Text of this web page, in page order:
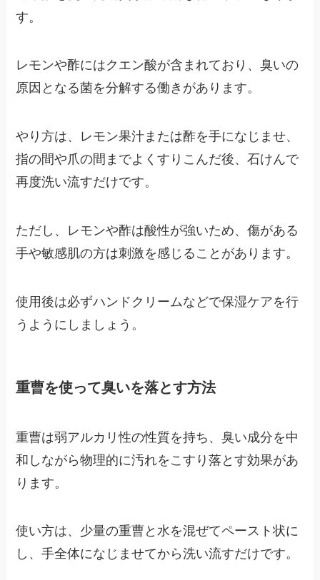
す。
レモンや酢にはクエン酸が含まれており、臭いの
原因となる菌を分解する働きがあります。
やり方は、レモン果汁または酢を手になじませ、
指の間や爪の間までよくすりこんだ後、石けんで
再度洗い流すだけです。
ただし、レモンや酢は酸性が強いため、傷がある
手や敏感肌の方は刺激を感じることがあります。
使用後は必ずハンドクリームなどで保湿ケアを行
うようにしましょう。
重曹を使って臭いを落とす方法
重曹は弱アルカリ性の性質を持ち、臭い成分を中
和しながら物理的に汚れをこすり落とす効果があ
ります。
使い方は、少量の重曹と水を混ぜてペースト状に
し、手全体になじませてから洗い流すだけです。